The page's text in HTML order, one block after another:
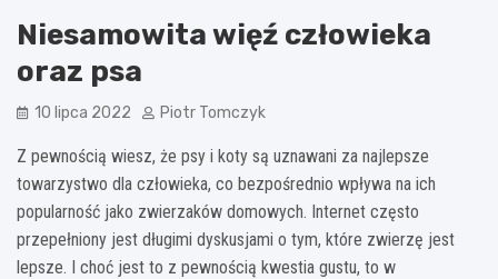
Niesamowita więź człowieka
oraz psa
10 lipca 2022 Piotr Tomczyk
Z pewnością wiesz, że psy i koty są uznawani za najlepsze
towarzystwo dla człowieka, co bezpośrednio wpływa na ich
popularność jako zwierzaków domowych. Internet często
przepełniony jest długimi dyskusjami o tym, które zwierzę jest
lepsze. I choć jest to z pewnością kwestia gustu, to w